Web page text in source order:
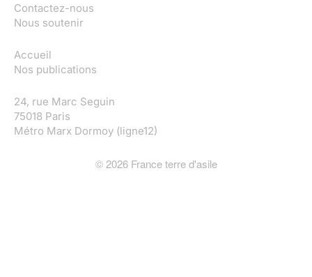
Contactez-nous
Nous soutenir
Accueil
Nos publications
24, rue Marc Seguin
75018 Paris
Métro Marx Dormoy (ligne12)
© 2026France terre d'asile